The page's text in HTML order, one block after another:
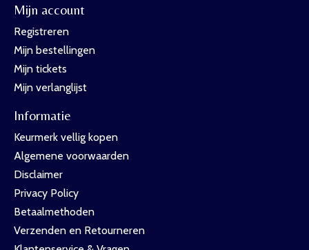
Mijn account
Registreren
Mijn bestellingen
Mijn tickets
Mijn verlanglijst
Informatie
Keurmerk vellig kopen
Algemene voorwaarden
Disclaimer
Privacy Policy
Betaalmethoden
Verzenden en Retourneren